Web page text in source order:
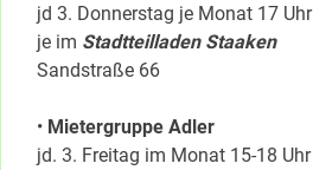
jd 3. Donnerstag je Monat 17 Uhr
je im Stadtteilladen Staaken
Sandstraße 66
• Mietergruppe Adler
jd. 3. Freitag im Monat 15-18 Uhr